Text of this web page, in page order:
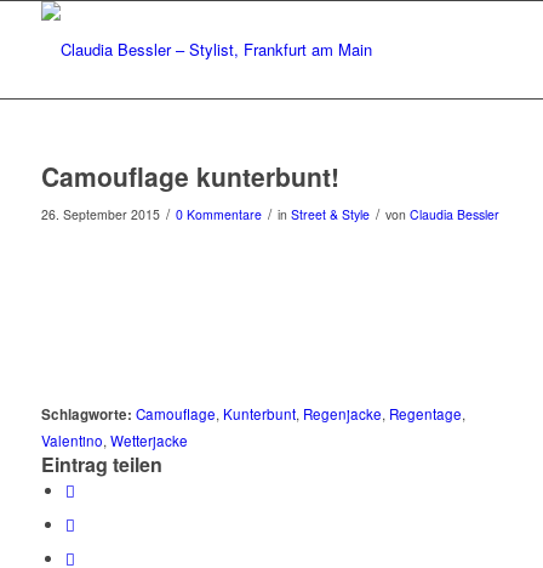
Camouflage kunterbunt!
26. September 2015 / 0 Kommentare / in Street & Style / von Claudia Bessler
Schlagworte: Camouflage, Kunterbunt, Regenjacke, Regentage,
Valentino, Wetterjacke
Eintrag teilen